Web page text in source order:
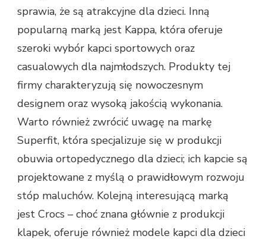
sprawia, że są atrakcyjne dla dzieci. Inną
popularną marką jest Kappa, która oferuje
szeroki wybór kapci sportowych oraz
casualowych dla najmłodszych. Produkty tej
firmy charakteryzują się nowoczesnym
designem oraz wysoką jakością wykonania.
Warto również zwrócić uwagę na markę
Superfit, która specjalizuje się w produkcji
obuwia ortopedycznego dla dzieci; ich kapcie są
projektowane z myślą o prawidłowym rozwoju
stóp maluchów. Kolejną interesującą marką
jest Crocs – choć znana głównie z produkcji
klapek, oferuje również modele kapci dla dzieci